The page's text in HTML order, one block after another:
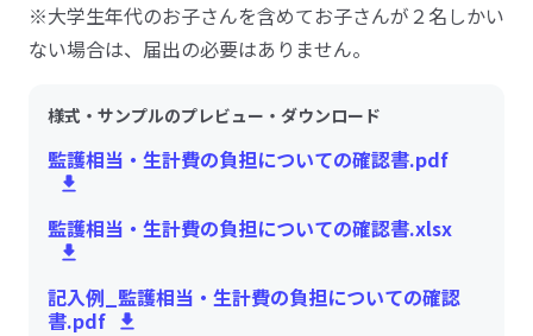
※大学生年代のお子さんを含めてお子さんが２名しかい
ない場合は、届出の必要はありません。
様式・サンプルのプレビュー・ダウンロード
監護相当・生計費の負担についての確認書.pdf
監護相当・生計費の負担についての確認書.xlsx
記入例_監護相当・生計費の負担についての確認
書.pdf